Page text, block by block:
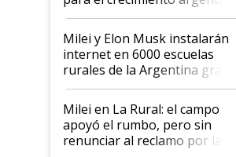
Milei y Elon Musk instalarán
internet en 6000 escuelas
rurales de la Argentina gracias
a un acuerdo con Starlink
Milei en La Rural: el campo
apoyó el rumbo, pero sin
renunciar al reclamo por las